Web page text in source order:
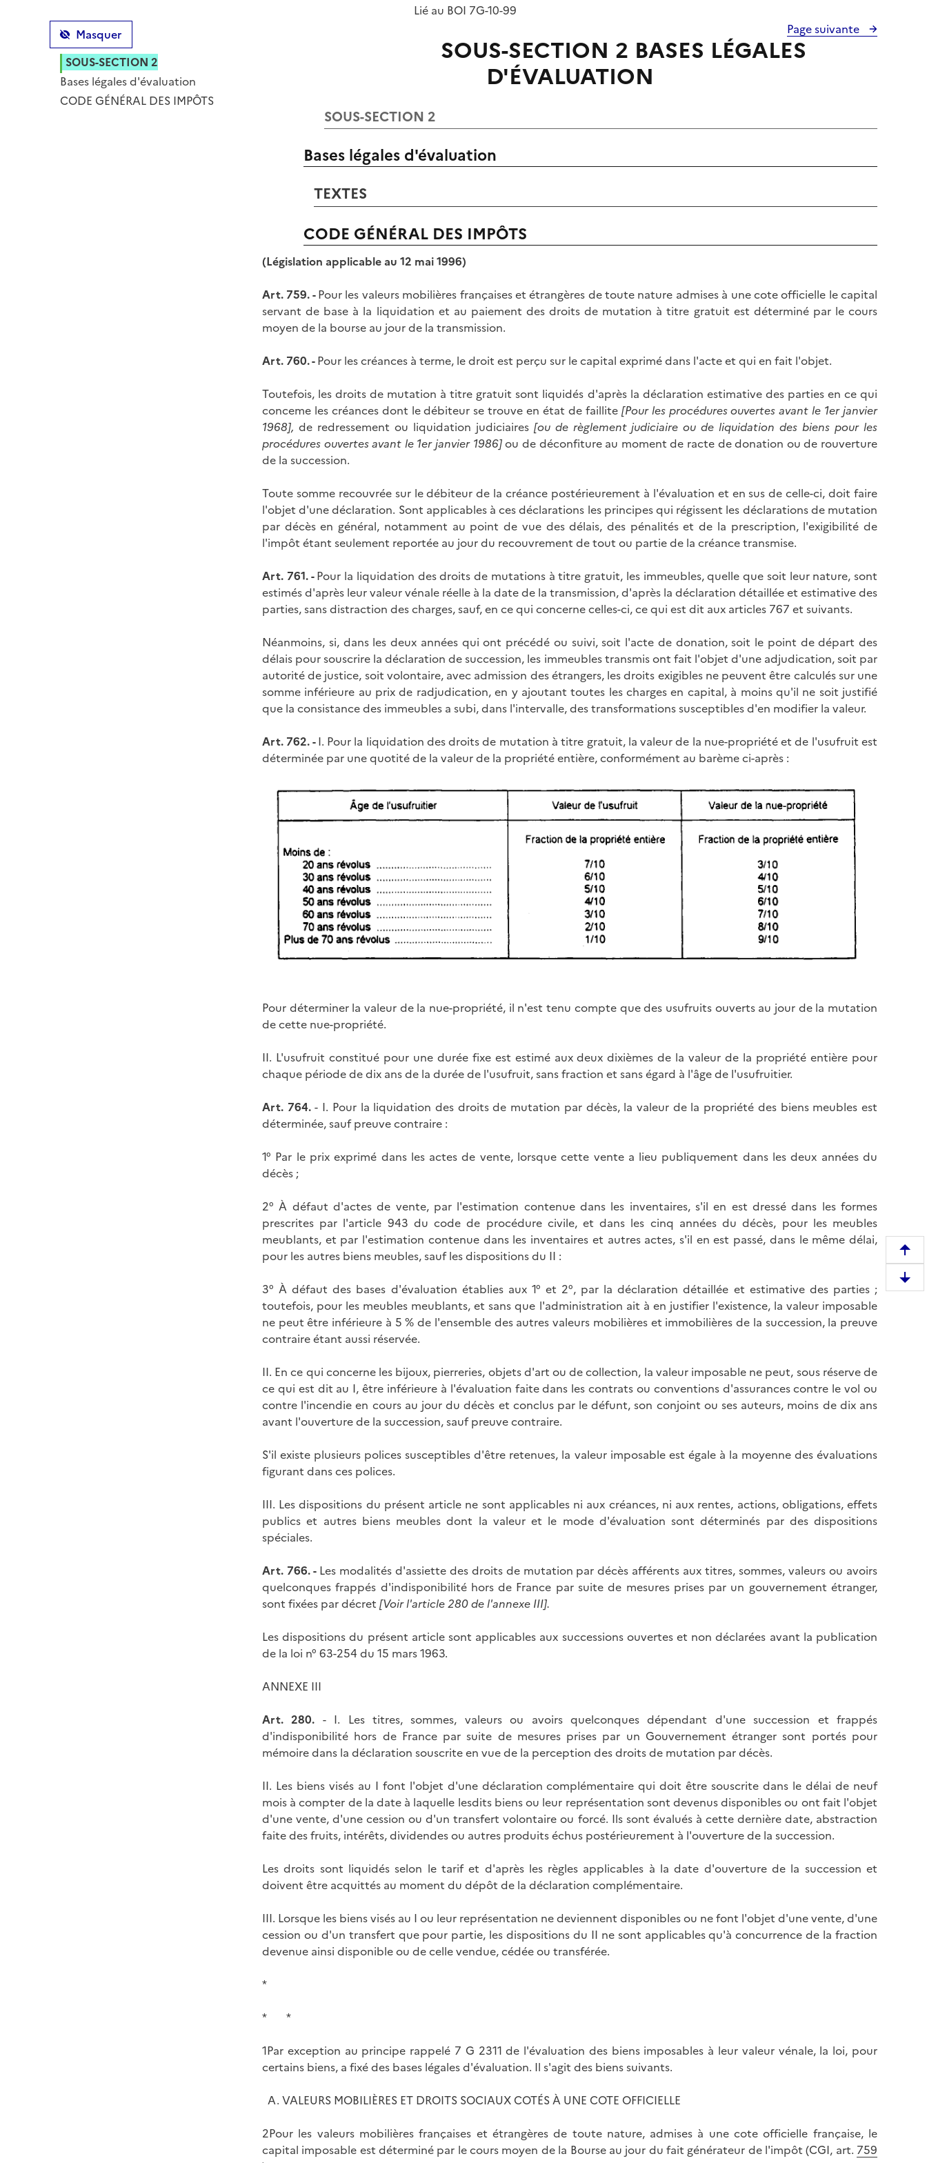
Lié au BOI 7G-10-99
Masquer
SOUS-SECTION 2
Bases légales d'évaluation
TEXTES
CODE GÉNÉRAL DES IMPÔTS
Page suivante
SOUS-SECTION 2 BASES LÉGALES
D'ÉVALUATION
SOUS-SECTION 2
Bases légales d'évaluation
TEXTES
CODE GÉNÉRAL DES IMPÔTS
(Législation applicable au 12 mai 1996)
Art. 759. - Pour les valeurs mobilières françaises et étrangères de toute nature admises à une cote officielle le capital
servant de base à la liquidation et au paiement des droits de mutation à titre gratuit est déterminé par le cours
moyen de la bourse au jour de la transmission.
Art. 760. - Pour les créances à terme, le droit est perçu sur le capital exprimé dans l'acte et qui en fait l'objet.
Toutefois, les droits de mutation à titre gratuit sont liquidés d'après la déclaration estimative des parties en ce qui
conceme les créances dont le débiteur se trouve en état de faillite [Pour les procédures ouvertes avant le 1er janvier
1968], de redressement ou liquidation judiciaires [ou de règlement judiciaire ou de liquidation des biens pour les
procédures ouvertes avant le 1er janvier 1986]ou de déconfiture au moment de racte de donation ou de rouverture
de la succession.
Toute somme recouvrée sur le débiteur de la créance postérieurement à l'évaluation et en sus de celle-ci, doit faire
l'objet d'une déclaration. Sont applicables à ces déclarations les principes qui régissent les déclarations de mutation
par décès en général, notamment au point de vue des délais, des pénalités et de la prescription, l'exigibilité de
l'impôt étant seulement reportée au jour du recouvrement de tout ou partie de la créance transmise.
Art. 761. - Pour la liquidation des droits de mutations à titre gratuit, les immeubles, quelle que soit leur nature, sont
estimés d'après leur valeur vénale réelle à la date de la transmission, d'après la déclaration détaillée et estimative des
parties, sans distraction des charges, sauf, en ce qui concerne celles-ci, ce qui est dit aux articles 767 et suivants.
Néanmoins, si, dans les deux années qui ont précédé ou suivi, soit l'acte de donation, soit le point de départ des
délais pour souscrire la déclaration de succession, les immeubles transmis ont fait l'objet d'une adjudication, soit par
autorité de justice, soit volontaire, avec admission des étrangers, les droits exigibles ne peuvent être calculés sur une
somme inférieure au prix de radjudication, en y ajoutant toutes les charges en capital, à moins qu'il ne soit justifié
que la consistance des immeubles a subi, dans l'intervalle, des transformations susceptibles d'en modifier la valeur.
Art. 762. - I. Pour la liquidation des droits de mutation à titre gratuit, la valeur de la nue-propriété et de l'usufruit est
déterminée par une quotité de la valeur de la propriété entière, conformément au barème ci-après :
Pour déterminer la valeur de la nue-propriété, il n'est tenu compte que des usufruits ouverts au jour de la mutation
de cette nue-propriété.
II. L'usufruit constitué pour une durée fixe est estimé aux deux dixièmes de la valeur de la propriété entière pour
chaque période de dix ans de la durée de l'usufruit, sans fraction et sans égard à l'âge de l'usufruitier.
Art. 764. - I. Pour la liquidation des droits de mutation par décès, la valeur de la propriété des biens meubles est
déterminée, sauf preuve contraire :
1° Par le prix exprimé dans les actes de vente, lorsque cette vente a lieu publiquement dans les deux années du
décès ;
2° À défaut d'actes de vente, par l'estimation contenue dans les inventaires, s'il en est dressé dans les formes
prescrites par l'article 943 du code de procédure civile, et dans les cinq années du décès, pour les meubles
meublants, et par l'estimation contenue dans les inventaires et autres actes, s'il en est passé, dans le même délai,
pour les autres biens meubles, sauf les dispositions du II :
3° À défaut des bases d'évaluation établies aux 1° et 2°, par la déclaration détaillée et estimative des parties ;
toutefois, pour les meubles meublants, et sans que l'administration ait à en justifier l'existence, la valeur imposable
ne peut être inférieure à 5 % de l'ensemble des autres valeurs mobilières et immobilières de la succession, la preuve
contraire étant aussi réservée.
II. En ce qui concerne les bijoux, pierreries, objets d'art ou de collection, la valeur imposable ne peut, sous réserve de
ce qui est dit au I, être inférieure à l'évaluation faite dans les contrats ou conventions d'assurances contre le vol ou
contre l'incendie en cours au jour du décès et conclus par le défunt, son conjoint ou ses auteurs, moins de dix ans
avant l'ouverture de la succession, sauf preuve contraire.
S'il existe plusieurs polices susceptibles d'être retenues, la valeur imposable est égale à la moyenne des évaluations
figurant dans ces polices.
III. Les dispositions du présent article ne sont applicables ni aux créances, ni aux rentes, actions, obligations, effets
publics et autres biens meubles dont la valeur et le mode d'évaluation sont déterminés par des dispositions
spéciales.
Art. 766. - Les modalités d'assiette des droits de mutation par décès afférents aux titres, sommes, valeurs ou avoirs
quelconques frappés d'indisponibilité hors de France par suite de mesures prises par un gouvernement étranger,
sont fixées par décret [Voir l'article 280 de l'annexe III].
Les dispositions du présent article sont applicables aux successions ouvertes et non déclarées avant la publication
de la loi n° 63-254 du 15 mars 1963.
ANNEXE III
Art. 280. - I. Les titres, sommes, valeurs ou avoirs quelconques dépendant d'une succession et frappés
d'indisponibilité hors de France par suite de mesures prises par un Gouvernement étranger sont portés pour
mémoire dans la déclaration souscrite en vue de la perception des droits de mutation par décès.
II. Les biens visés au I font l'objet d'une déclaration complémentaire qui doit être souscrite dans le délai de neuf
mois à compter de la date à laquelle lesdits biens ou leur représentation sont devenus disponibles ou ont fait l'objet
d'une vente, d'une cession ou d'un transfert volontaire ou forcé. Ils sont évalués à cette dernière date, abstraction
faite des fruits, intérêts, dividendes ou autres produits échus postérieurement à l'ouverture de la succession.
Les droits sont liquidés selon le tarif et d'après les règles applicables à la date d'ouverture de la succession et
doivent être acquittés au moment du dépôt de la déclaration complémentaire.
III. Lorsque les biens visés au I ou leur représentation ne deviennent disponibles ou ne font l'objet d'une vente, d'une
cession ou d'un transfert que pour partie, les dispositions du II ne sont applicables qu'à concurrence de la fraction
devenue ainsi disponible ou de celle vendue, cédée ou transférée.
*
* *
1Par exception au principe rappelé 7 G 2311 de l'évaluation des biens imposables à leur valeur vénale, la loi, pour
certains biens, a fixé des bases légales d'évaluation. Il s'agit des biens suivants.
A. VALEURS MOBILIÈRES ET DROITS SOCIAUX COTÉS À UNE COTE OFFICIELLE
2Pour les valeurs mobilières françaises et étrangères de toute nature, admises à une cote officielle française, le
capital imposable est déterminé par le cours moyen de la Bourse au jour du fait générateur de l'impôt (CGI, art. 759
e
m
D